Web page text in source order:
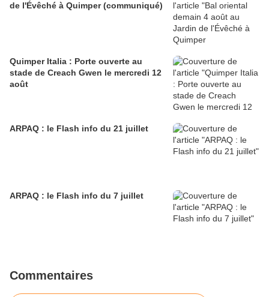
de l'Évêché à Quimper (communiqué)
Quimper Italia : Porte ouverte au
stade de Creach Gwen le mercredi 12
août
ARPAQ : le Flash info du 21 juillet
ARPAQ : le Flash info du 7 juillet
Commentaires